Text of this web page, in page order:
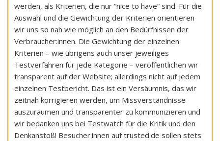
werden, als Kriterien, die nur “nice to have” sind. Für die
Auswahl und die Gewichtung der Kriterien orientieren
wir uns so nah wie möglich an den Bedürfnissen der
Verbraucher:innen. Die Gewichtung der einzelnen
Kriterien – wie übrigens auch unser jeweiliges
Testverfahren für jede Kategorie – veröffentlichen wir
transparent auf der Website; allerdings nicht auf jedem
einzelnen Testbericht. Das ist ein Versäumnis, das wir
zeitnah korrigieren werden, um Missverständnisse
auszuräumen und transparenter zu kommunizieren und
wir bedanken uns bei Testwatch für die Kritik und den
Denkanstoß! Besucher:innen auf trusted.de sollen stets